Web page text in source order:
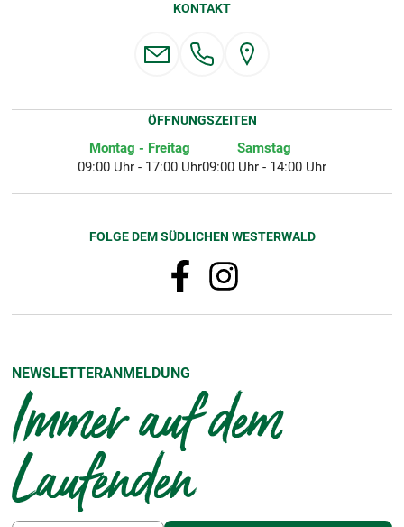
KONTAKT
ÖFFNUNGSZEITEN
Montag - Freitag
09:00 Uhr - 17:00 Uhr
Samstag
09:00 Uhr - 14:00 Uhr
FOLGE DEM SÜDLICHEN WESTERWALD
NEWSLETTERANMELDUNG
Immer auf dem
Laufenden